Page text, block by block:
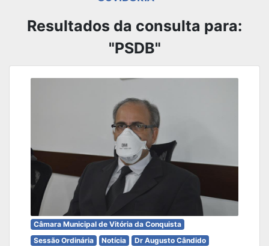
Resultados da consulta para:
"PSDB"
Câmara Municipal de Vitória da Conquista
Sessão Ordinária
Notícia
Dr Augusto Cândido